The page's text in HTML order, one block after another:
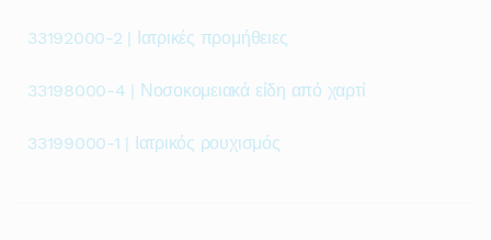
33192000-2 | Ιατρικές προμήθειες
33198000-4 | Νοσοκομειακά είδη από χαρτί
33199000-1 | Ιατρικός ρουχισμός